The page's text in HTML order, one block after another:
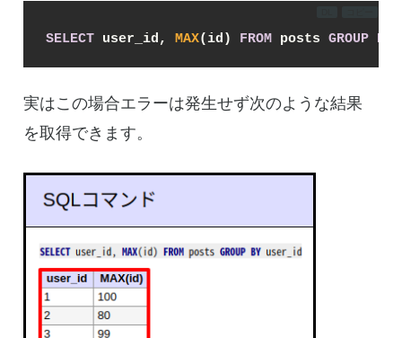
SELECT user_id, MAX(id) FROM posts GROUP BY
実はこの場合エラーは発生せず次のような結果
を取得できます。